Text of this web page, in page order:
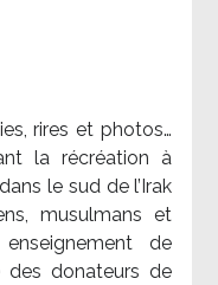
rires et photos…
la récréation à
le sud de l’Irak
musulmans et
de
donateurs de